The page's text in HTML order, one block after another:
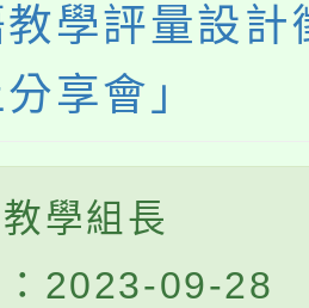
學評量設計
享會」
學組長
2023-09-28